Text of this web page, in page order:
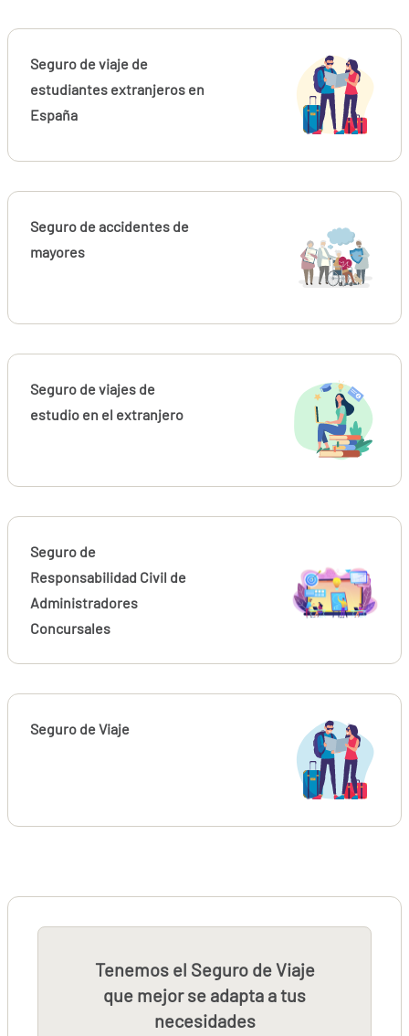
Seguro de viaje de
estudiantes extranjeros en
España
Seguro de accidentes de
mayores
Seguro de viajes de
estudio en el extranjero
Seguro de
Responsabilidad Civil de
Administradores
Concursales
Seguro de Viaje
Tenemos el Seguro de Viaje
que mejor se adapta a tus
necesidades